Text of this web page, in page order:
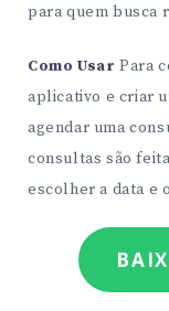
para quem busca
Como Usar Para
aplicativo e criar
agendar uma
consultas são
escolher a data e